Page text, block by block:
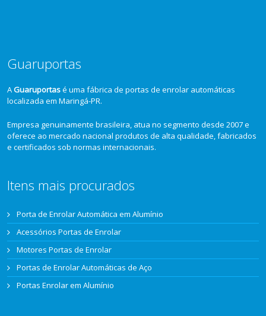
Guaruportas
AGuaruportasé uma fábrica de portas de enrolar automáticas
localizada em Maringá-PR.
Empresa genuinamente brasileira, atua no segmento desde 2007 e
oferece ao mercado nacional produtos de alta qualidade, fabricados
e certificados sob normas internacionais.
Itens mais procurados
Porta de Enrolar Automática em Alumínio
Acessórios Portas de Enrolar
Motores Portas de Enrolar
Portas de Enrolar Automáticas de Aço
Portas Enrolar em Alumínio